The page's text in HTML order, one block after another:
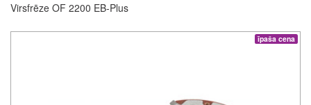
Virsfrēze OF 2200 EB-Plus
īpaša cena